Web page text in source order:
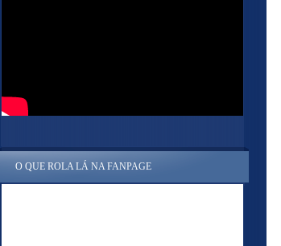
O QUE ROLA LÁ NA FANPAGE